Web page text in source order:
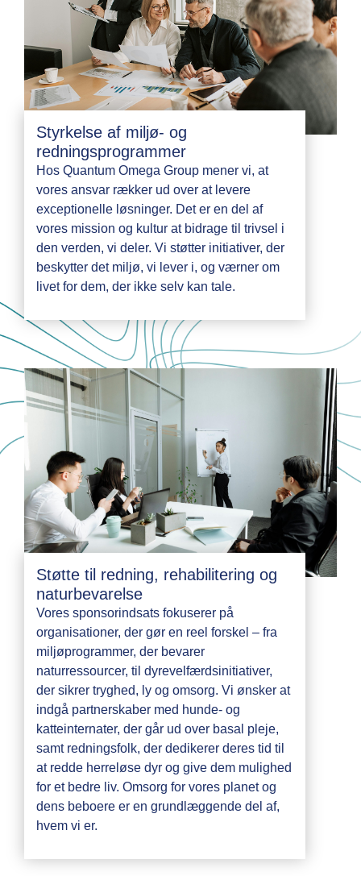
Styrkelse af miljø- og
redningsprogrammer
Hos Quantum Omega Group mener vi, at
vores ansvar rækker ud over at levere
exceptionelle løsninger. Det er en del af
vores mission og kultur at bidrage til trivsel i
den verden, vi deler. Vi støtter initiativer, der
beskytter det miljø, vi lever i, og værner om
livet for dem, der ikke selv kan tale.
Støtte til redning, rehabilitering og
naturbevarelse
Vores sponsorindsats fokuserer på
organisationer, der gør en reel forskel – fra
miljøprogrammer, der bevarer
naturressourcer, til dyrevelfærdsinitiativer,
der sikrer tryghed, ly og omsorg. Vi ønsker at
indgå partnerskaber med hunde- og
katteinternater, der går ud over basal pleje,
samt redningsfolk, der dedikerer deres tid til
at redde herreløse dyr og give dem mulighed
for et bedre liv. Omsorg for vores planet og
dens beboere er en grundlæggende del af,
hvem vi er.